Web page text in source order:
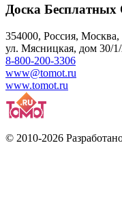
Доска
354000, Россия, Москва,
ул. Мясницкая, дом 30/
8-800-200-3306
www@tomot.ru
www.tomot.ru
© 2010-2026